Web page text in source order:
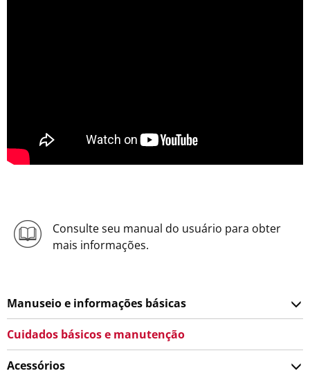
Consulte seu manual do usuário para obter
mais informações.
Manuseio e informações básicas
Cuidados básicos e manutenção
Acessórios